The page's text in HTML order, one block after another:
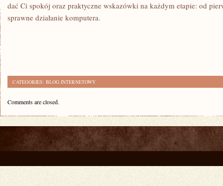
dać Ci spokój oraz praktyczne wskazówki na każdym etapie: od
sprawne działanie komputera.
CATEGORIES: BLOG INTERNETOWY
Comments are closed.